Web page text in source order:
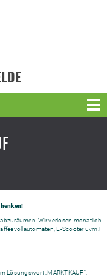
Wir verlosen monatlich
E-Scooter uvm.!
Lösungswort „MARKTKAUF“,